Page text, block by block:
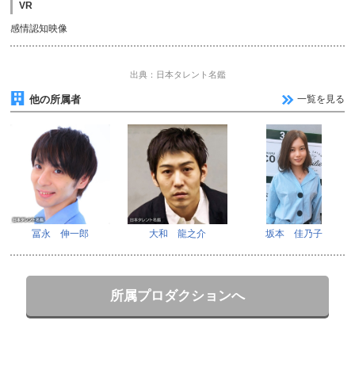
VR
感情認知映像
出典：日本タレント名鑑
他の所属者 一覧を見る
冨永 伸一郎 大和 龍之介 坂本 佳乃子
所属プロダクションへ